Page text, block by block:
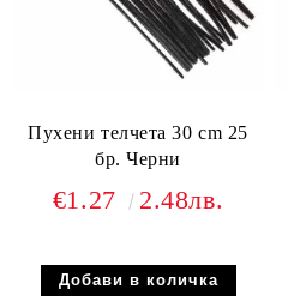
Пухени телчета 30 cm 25
бр. Черни
€1.27 2.48лв.